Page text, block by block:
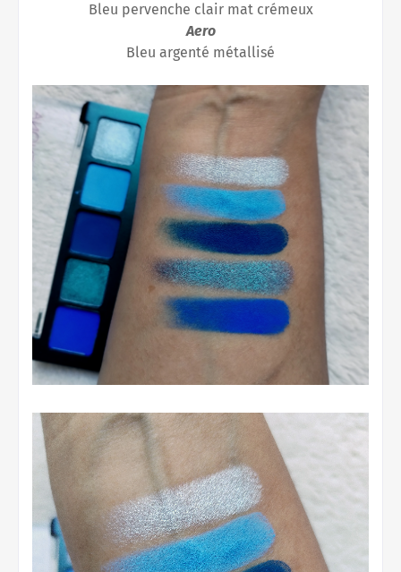
Bleu pervenche clair mat crémeux
Aero
Bleu argenté métallisé